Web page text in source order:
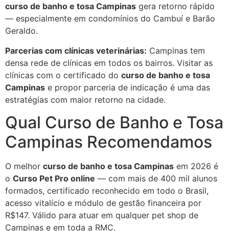
curso de banho e tosa Campinas gera retorno rápido
— especialmente em condomínios do Cambuí e Barão
Geraldo.
Parcerias com clínicas veterinárias: Campinas tem
densa rede de clínicas em todos os bairros. Visitar as
clínicas com o certificado do curso de banho e tosa
Campinas e propor parceria de indicação é uma das
estratégias com maior retorno na cidade.
Qual Curso de Banho e Tosa
Campinas Recomendamos
O melhor curso de banho e tosa Campinas em 2026 é
o Curso Pet Pro online — com mais de 400 mil alunos
formados, certificado reconhecido em todo o Brasil,
acesso vitalício e módulo de gestão financeira por
R$147. Válido para atuar em qualquer pet shop de
Campinas e em toda a RMC.